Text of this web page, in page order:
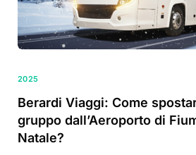
2025
Berardi Viaggi: Come
gruppo dall’Aeroporto di
Natale?